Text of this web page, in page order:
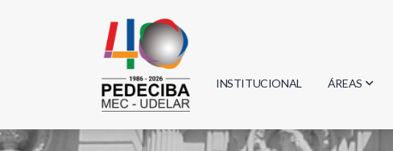
INSTITUCIONAL ÁREAS
Biología